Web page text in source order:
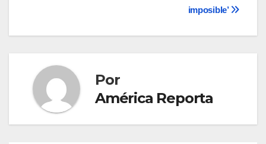
imposible’
Por
América Reporta